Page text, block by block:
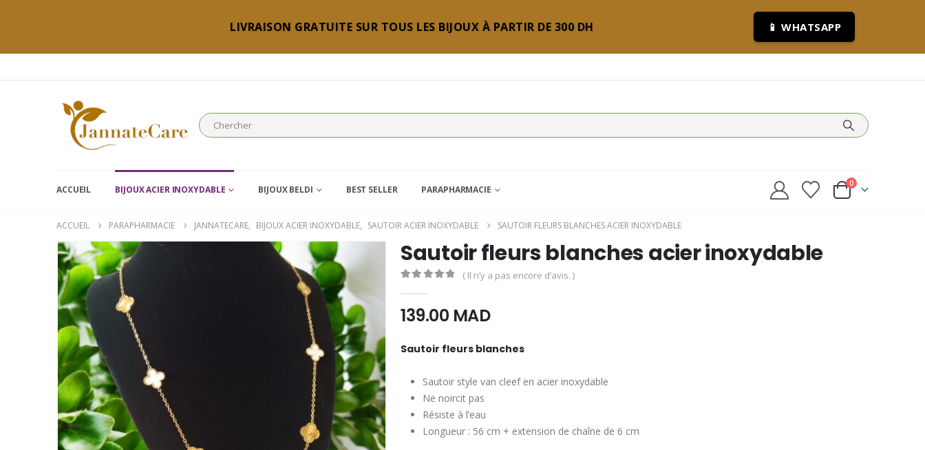
LIVRAISON GRATUITE SUR TOUS LES BIJOUX À PARTIR DE 300 DH 📱 WHATSAPP
ACCUEIL BIJOUX ACIER INOXYDABLE BIJOUX BELDI BEST SELLER PARAPHARMACIE
0
ACCUEIL PARAPHARMACIE JANNATECARE, BIJOUX ACIER INOXYDABLE, SAUTOIR ACIER INOXYDABLE SAUTOIR FLEURS BLANCHES ACIER INOXYDABLE
Sautoir fleurs blanches acier inoxydable
( Il n’y a pas encore d’avis. )
139.00 MAD
Sautoir fleurs blanches
Sautoir style van cleef en acier inoxydable
Ne noircit pas
Résiste à l’eau
Longueur : 56 cm + extension de chaîne de 6 cm